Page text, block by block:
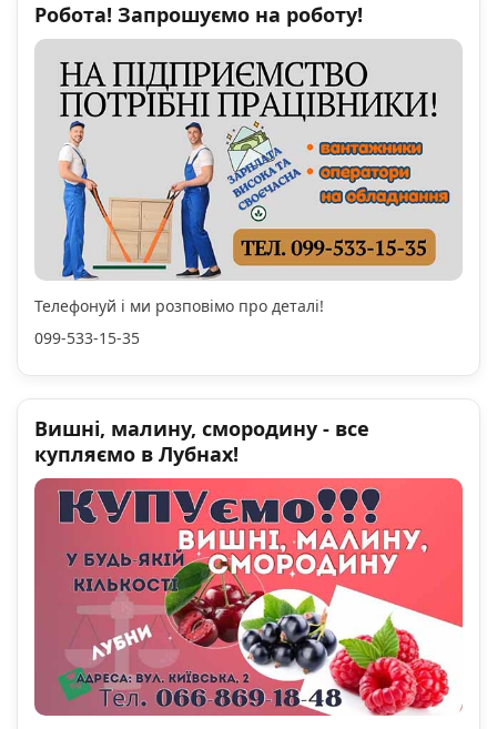
Робота! Запрошуємо на роботу!
Телефонуй і ми розповімо про деталі!
099-533-15-35
Вишні, малину, смородину - все
купляємо в Лубнах!